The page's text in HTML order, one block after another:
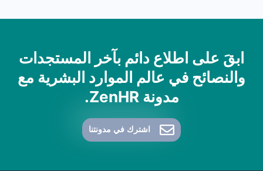
ابقَ على اطلاع دائم بآخر المستجدات
والنصائح في عالم الموارد البشرية مع
مدونة ZenHR.
اشترك في مدونتنا